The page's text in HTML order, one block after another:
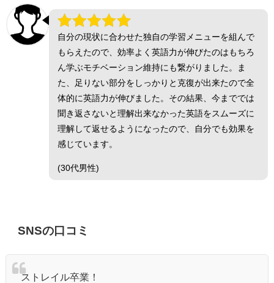
自分の現状に合わせた独自の学習メニューを組んで
もらえたので、効率よく英語力が伸びたのはもちろ
ん学ぶモチベーション維持にも繋がりました。ま
た、足りない部分をしっかりと克復が出来たので全
体的に英語力が伸びました。その結果、今まででは
聞き返さないと理解出来なかった英語をスムーズに
理解して返せるようになったので、自分でも効果を
感じています。
(30代男性)
SNSの口コミ
ストレイル卒業！